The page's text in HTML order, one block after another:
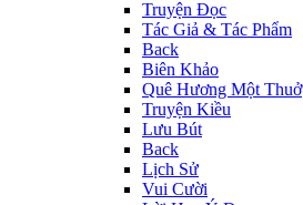
Truyện Đọc
Tác Giả & Tác Phẩm
Back
Biên Khảo
Quê Hương Một Thuở
Truyện Kiều
Lưu Bút
Back
Lịch Sử
Vui Cười